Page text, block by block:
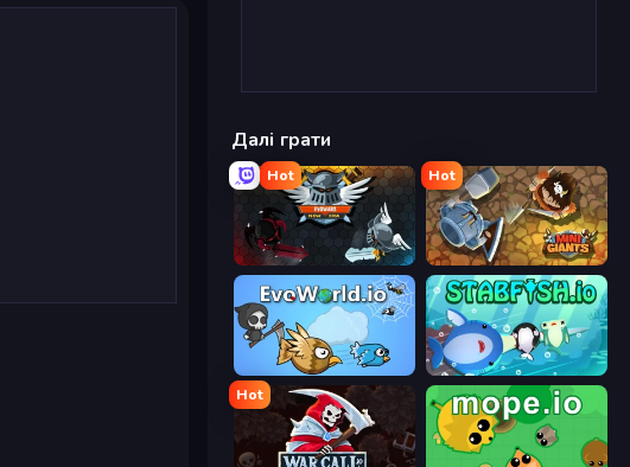
Далі грати
Hot
EvoWars.io
Hot
MiniGiants.io
Stabfish.io
Hot